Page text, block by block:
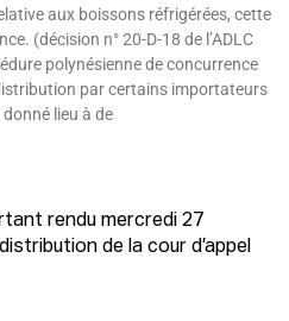
aux boissons réfrigérées, cette
(décision n° 20-D-18 de l’ADLC
polynésienne de concurrence
par certains importateurs
lieu à de
rendu mercredi 27
de la cour d’appel